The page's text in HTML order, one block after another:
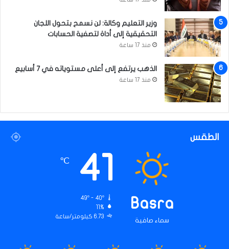
وزير التعليم وكالة: لن نسمح بتحول اللجان
التحقيقية إلى أداة لتصفية الحسابات
منذ 17 ساعة
الذهب يرتفع إلى أعلى مستوياته في 7 أسابيع
منذ 17 ساعة
الطقس
Basra
سماء صافية
41
℃
49º - 40º
11%
6.73 كيلومتر/ساعة